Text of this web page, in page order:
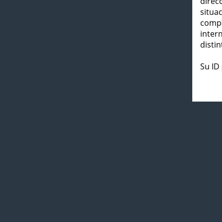
Su